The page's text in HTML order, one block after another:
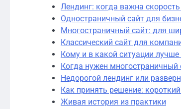
Лендинг: когда важна
Одностраничный сайт для
Многостраничный сайт: для
Классический сайт для
Кому и в какой ситуации лучше
Когда нужен многостраничный
Недорогой лендинг или
Как принять решение:
Живая история из практики